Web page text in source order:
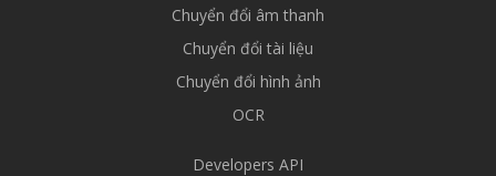
Chuyển đổi âm thanh
Chuyển đổi tài liệu
Chuyển đổi hình ảnh
OCR
Developers API